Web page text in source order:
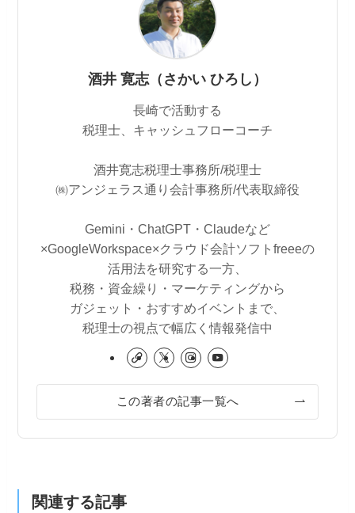
酒井 寛志（さかい ひろし）
長崎で活動する
税理士、キャッシュフローコーチ
酒井寛志税理士事務所/税理士
㈱アンジェラス通り会計事務所/代表取締役
Gemini・ChatGPT・Claudeなど
×GoogleWorkspace×クラウド会計ソフトfreeeの
活用法を研究する一方、
税務・資金繰り・マーケティングから
ガジェット・おすすめイベントまで、
税理士の視点で幅広く情報発信中
この著者の記事一覧へ
関連する記事